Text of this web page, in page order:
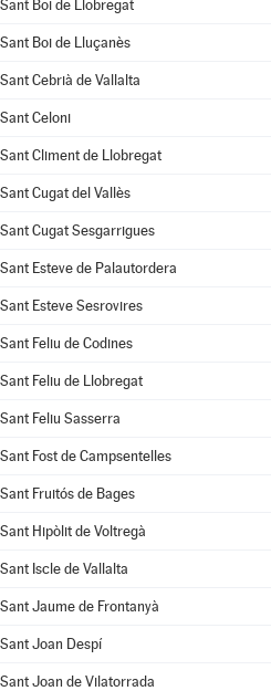
Sant Boi de Llobregat
Sant Boi de Lluçanès
Sant Cebrià de Vallalta
Sant Celoni
Sant Climent de Llobregat
Sant Cugat del Vallès
Sant Cugat Sesgarrigues
Sant Esteve de Palautordera
Sant Esteve Sesrovires
Sant Feliu de Codines
Sant Feliu de Llobregat
Sant Feliu Sasserra
Sant Fost de Campsentelles
Sant Fruitós de Bages
Sant Hipòlit de Voltregà
Sant Iscle de Vallalta
Sant Jaume de Frontanyà
Sant Joan Despí
Sant Joan de Vilatorrada